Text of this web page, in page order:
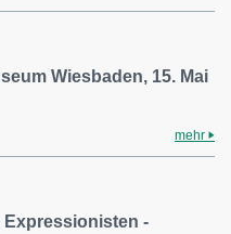
Wiesbaden, 15. Mai
mehr
-